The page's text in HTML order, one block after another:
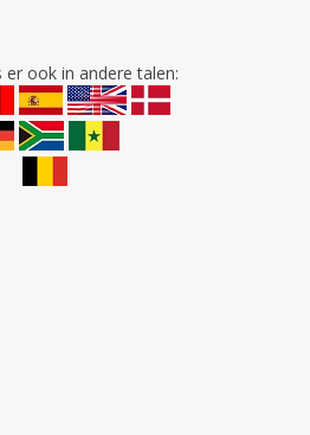
er ook in andere talen: